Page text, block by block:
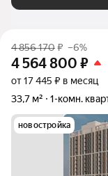
4 856 170₽ –6%
4 564 800 ₽
от 17 445 ₽ в месяц
33,7 м²
1-комн.
новостройка